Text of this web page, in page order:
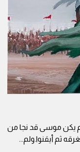
يكن موسى قد نجا من
ثم أيقنوا.ولم...